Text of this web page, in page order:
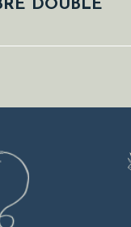
DOUBLE